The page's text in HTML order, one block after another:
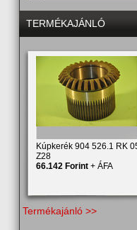
TERMÉKAJÁNLÓ
Kúpkerék 904 526.1 RK
Z28
66.142 Forint + ÁFA
Termékajánló >>